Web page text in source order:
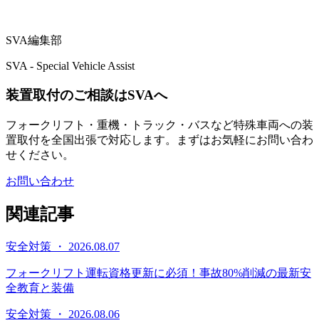
SVA編集部
SVA - Special Vehicle Assist
装置取付のご相談はSVAへ
フォークリフト・重機・トラック・バスなど特殊車両への装
置取付を全国出張で対応します。まずはお気軽にお問い合わ
せください。
お問い合わせ
関連記事
安全対策 ・ 2026.08.07
フォークリフト運転資格更新に必須！事故80%削減の最新安
全教育と装備
安全対策 ・ 2026.08.06